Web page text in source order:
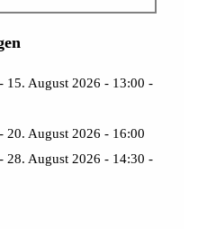
- 15. August 2026 - 13:00 -
- 20. August 2026 - 16:00
- 28. August 2026 - 14:30 -